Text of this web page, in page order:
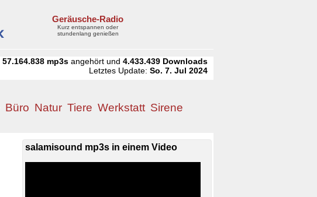
Geräusche-Radio
Kurz entspannen oder
stundenlang genießen
57.164.838 mp3s angehört und4.433.439 Downloads
Letztes Update:So. 7. Jul 2024
Büro Natur Tiere Werkstatt Sirene
salamisound mp3s in einem Video